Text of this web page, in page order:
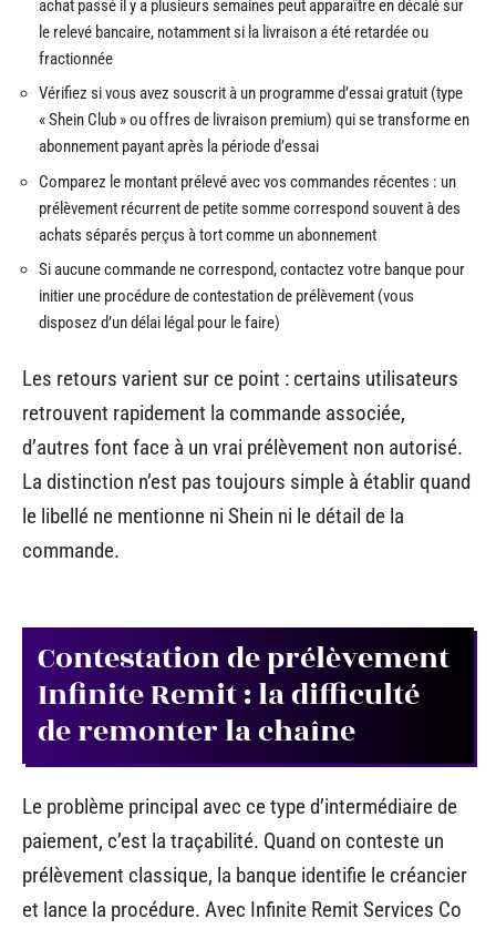
achat passé il y a plusieurs semaines peut apparaître en décalé sur
le relevé bancaire, notamment si la livraison a été retardée ou
fractionnée
Vérifiez si vous avez souscrit à un programme d’essai gratuit (type
« Shein Club » ou offres de livraison premium) qui se transforme en
abonnement payant après la période d’essai
Comparez le montant prélevé avec vos commandes récentes : un
prélèvement récurrent de petite somme correspond souvent à des
achats séparés perçus à tort comme un abonnement
Si aucune commande ne correspond, contactez votre banque pour
initier une procédure de contestation de prélèvement (vous
disposez d’un délai légal pour le faire)
Les retours varient sur ce point : certains utilisateurs
retrouvent rapidement la commande associée,
d’autres font face à un vrai prélèvement non autorisé.
La distinction n’est pas toujours simple à établir quand
le libellé ne mentionne ni Shein ni le détail de la
commande.
Contestation de prélèvement
Infinite Remit : la difficulté
de remonter la chaîne
Le problème principal avec ce type d’intermédiaire de
paiement, c’est la traçabilité. Quand on conteste un
prélèvement classique, la banque identifie le créancier
et lance la procédure. Avec Infinite Remit Services Co